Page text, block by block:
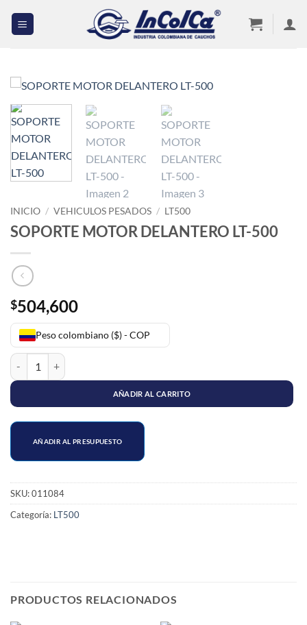
INICIO / VEHICULOS PESADOS / LT500
SOPORTE MOTOR DELANTERO LT-500
$504,600
Peso colombiano ($) - COP
SOPORTE MOTOR DELANTERO LT-500 cantidad
AÑADIR AL CARRITO
AÑADIR AL PRESUPUESTO
SKU:011084
Categoría: LT500
PRODUCTOS RELACIONADOS